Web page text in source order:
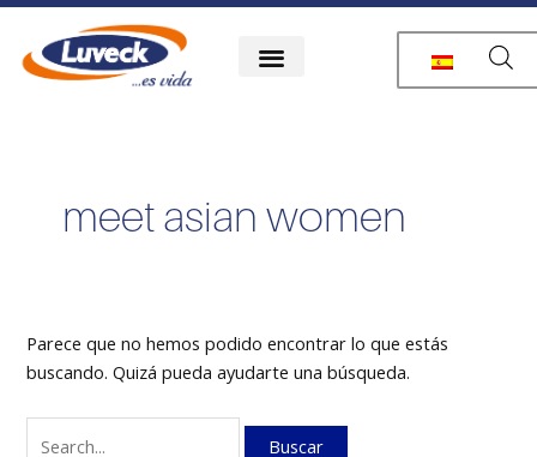
Ir
contenido
meet asian women
Parece que no hemos podido encontrar lo que estás
buscando. Quizá pueda ayudarte una búsqueda.
Buscar
por: